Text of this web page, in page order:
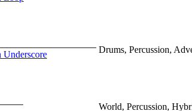
Underscore
Drums, Percussion,
World, Percussion,